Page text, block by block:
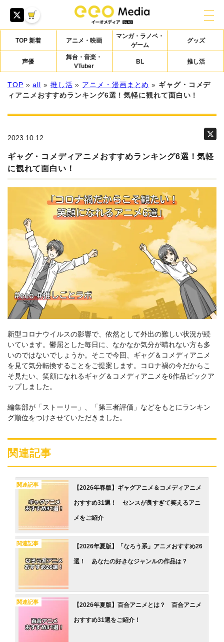
TOP 新着 アニメ・映画
マンガ・ラノベ・
ゲーム
グッズ
声優
舞台・音楽・
VTuber
BL 推し活
TOP »all » 推し活 » アニメ・漫画まとめ » ギャグ・コメデ
ィアニメおすすめランキング6選！気軽に観れて面白い！
2023.10.12
ギャグ・コメディアニメおすすめランキング6選！気軽
に観れて面白い！
新型コロナウイルスの影響で、依然として外出の難しい状況が続
いています。鬱屈とした毎日に、なかなか気分が晴れない方も多
いのではないでしょうか。そこで今回、ギャグ＆コメディアニメ
を見て気分転換することをご提案します。コロナ禍の今だからこ
そ見たい、笑顔になれるギャグ＆コメディアニメを6作品ピックア
ップしました。
編集部が「ストーリー」、「第三者評価」などをもとにランキン
グ順位をつけさせていただきました。
関連記事
関連記事 【2026年春版】ギャグアニメ＆コメディアニメ
おすすめ31選！ センスが良すぎて笑えるアニ
メをご紹介
関連記事 【2026年夏版】「なろう系」アニメおすすめ26
選！ あなたの好きなジャンルの作品は？
関連記事 【2026年夏版】百合アニメとは？ 百合アニメ
おすすめ31選をご紹介！